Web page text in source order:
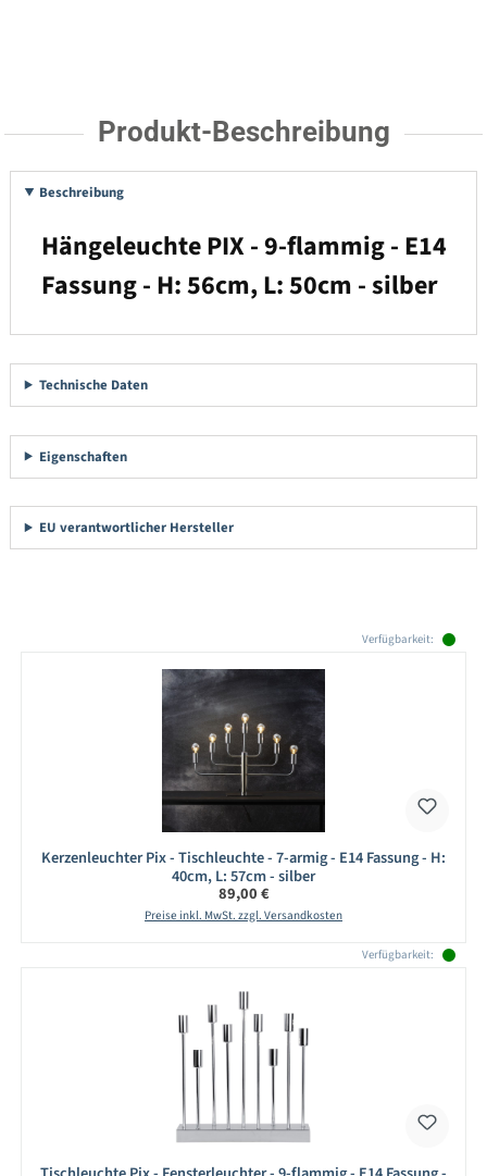
Produkt-Beschreibung
Beschreibung
Hängeleuchte PIX - 9-flammig - E14
Fassung - H: 56cm, L: 50cm - silber
Technische Daten
Eigenschaften
EU verantwortlicher Hersteller
Verfügbarkeit:
Kerzenleuchter Pix - Tischleuchte - 7-armig - E14 Fassung - H:
40cm, L: 57cm - silber
Regulärer Preis:
89,00 €
Preise inkl. MwSt. zzgl. Versandkosten
Verfügbarkeit: